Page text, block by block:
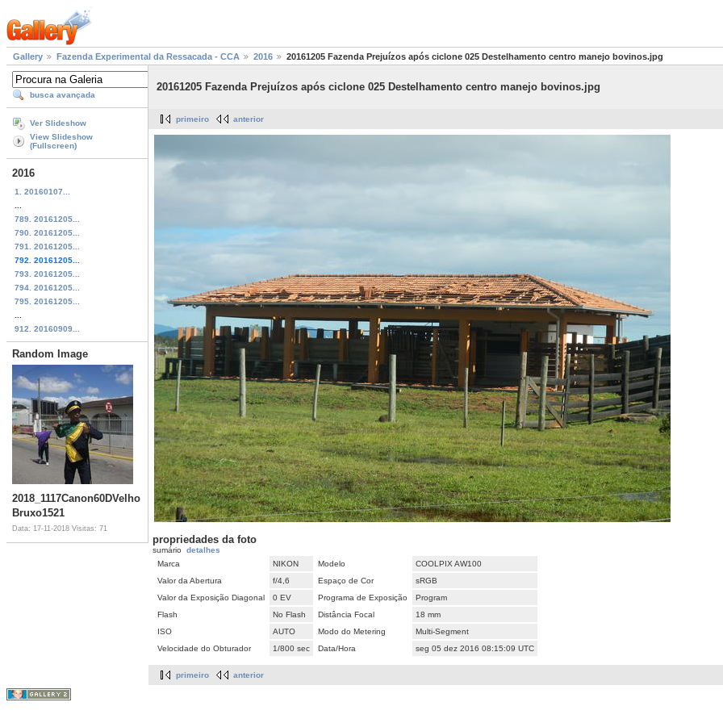
Gallery Fazenda Experimental da Ressacada - CCA 2016 20161205 Fazenda Prejuízos após ciclone 025 Destelhamento centro manejo bovinos.jpg
busca avançada
Ver Slideshow
View Slideshow
(Fullscreen)
2016
1. 20160107...
789. 20161205...
790. 20161205...
791. 20161205...
792. 20161205...
793. 20161205...
794. 20161205...
795. 20161205...
912. 20160909...
Random Image
2018_1117Canon60DVelho
Bruxo1521
Data: 17-11-2018 Visitas: 71
20161205 Fazenda Prejuízos após ciclone 025 Destelhamento centro manejo bovinos.jpg
primeiro anterior
propriedades da foto
sumário detalhes
Marca
NIKON Modelo
COOLPIX AW100
Valor da Abertura
f/4,6 Espaço de Cor
sRGB
Valor da Exposição Diagonal
0 EV Programa de Exposição
Program
Flash
No Flash Distância Focal
18 mm
ISO
AUTO Modo do Metering
Multi-Segment
Velocidade do Obturador
1/800 sec Data/Hora seg 05 dez 2016 08:15:09 UTC
primeiro anterior